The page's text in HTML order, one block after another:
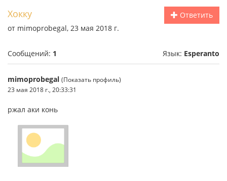
Ответить
Хокку
от mimoprobegal, 23 мая 2018 г.
Сообщений: 1 Язык: Esperanto
mimoprobegal (Показать профиль)
23 мая 2018 г., 20:33:31
ржал аки конь